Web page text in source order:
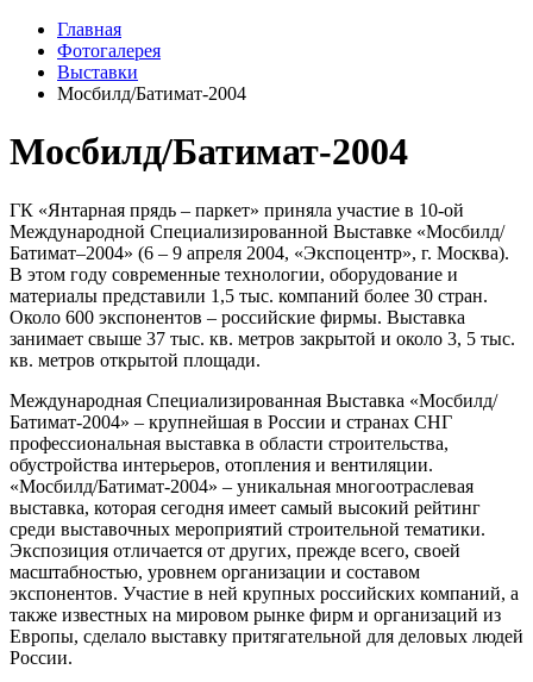
Главная
Фотогалерея
Выставки
Мосбилд/Батимат-2004
Мосбилд/Батимат-2004
ГК «Янтарная прядь – паркет» приняла участие в 10-ой
Международной Специализированной Выставке «Мосбилд/
Батимат–2004» (6 – 9 апреля 2004, «Экспоцентр», г. Москва).
В этом году современные технологии, оборудование и
материалы представили 1,5 тыс. компаний более 30 стран.
Около 600 экспонентов – российские фирмы. Выставка
занимает свыше 37 тыс. кв. метров закрытой и около 3, 5 тыс.
кв. метров открытой площади.
Международная Специализированная Выставка «Мосбилд/
Батимат-2004» – крупнейшая в России и странах СНГ
профессиональная выставка в области строительства,
обустройства интерьеров, отопления и вентиляции.
«Мосбилд/Батимат-2004» – уникальная многоотраслевая
выставка, которая сегодня имеет самый высокий рейтинг
среди выставочных мероприятий строительной тематики.
Экспозиция отличается от других, прежде всего, своей
масштабностью, уровнем организации и составом
экспонентов. Участие в ней крупных российских компаний, а
также известных на мировом рынке фирм и организаций из
Европы, сделало выставку притягательной для деловых людей
России.